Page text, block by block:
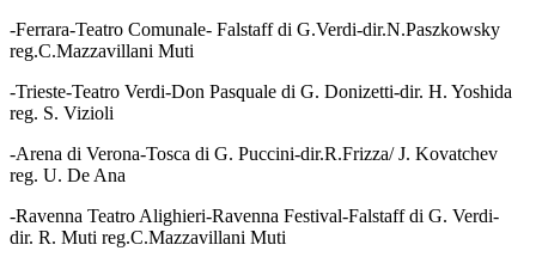
-Ferrara-Teatro Comunale- Falstaff di G.Verdi-dir.N.Paszkowsky
reg.C.Mazzavillani Muti
-Trieste-Teatro Verdi-Don Pasquale di G. Donizetti-dir. H. Yoshida
reg. S. Vizioli
-Arena di Verona-Tosca di G. Puccini-dir.R.Frizza/ J. Kovatchev
reg. U. De Ana
-Ravenna Teatro Alighieri-Ravenna Festival-Falstaff di G. Verdi-
dir. R. Muti reg.C.Mazzavillani Muti